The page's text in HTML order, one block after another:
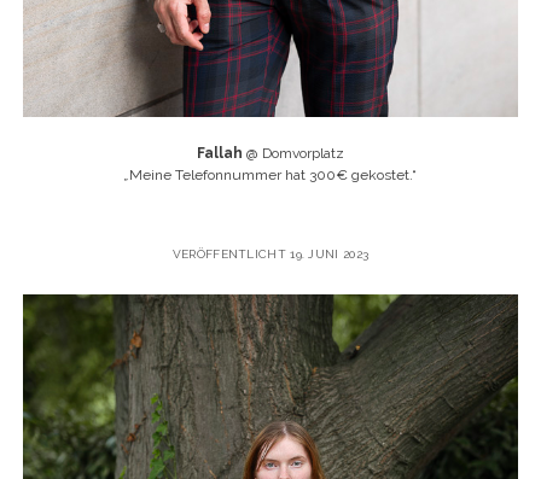
Fallah @ Domvorplatz
Meine Telefonnummer hat 300€ gekostet.“
VERÖFFENTLICHT 19. JUNI 2023